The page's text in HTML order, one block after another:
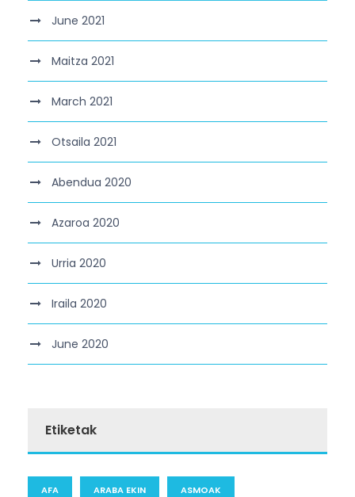
June 2021
Maitza 2021
March 2021
Otsaila 2021
Abendua 2020
Azaroa 2020
Urria 2020
Iraila 2020
June 2020
Etiketak
AFA ARABA EKIN ASMOAK